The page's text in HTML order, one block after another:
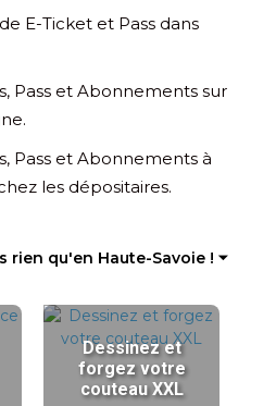
E-Ticket et Pass dans
Pass et Abonnements sur
Pass et Abonnements à
les dépositaires.
rien qu'en Haute-Savoie ! ⏷
Dessinez et
forgez votre
couteau XXL